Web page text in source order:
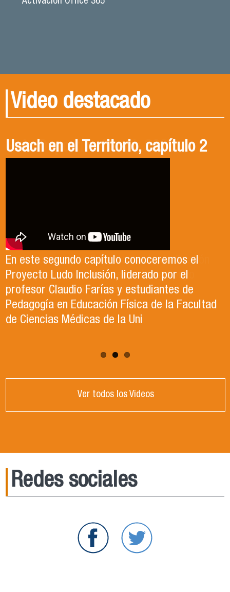
Video destacado
Gala Deportiva Usach 2025
El 15 de enero, el Departamento de Gestión
del Deporte de la Vicerrectoría de Apoyo
Estudiantil Usach, premió a las y los
deportistas más destacados del año
competitivo 2025.
Usach en el Territorio, capítulo 2
En este segundo capítulo conoceremos el
Proyecto Ludo Inclusión, liderado por el
profesor Claudio Farías y estudiantes de
Pedagogía en Educación Física de la Facultad
de Ciencias Médicas de la Uni
Candidatura Director de Escuela
Te invitamos a revisar el video de nuestro
candidato , el Dr. Celso Sanchez para el cargo
de Director de Escuela período 2025-2026.
Ver todos los Videos
Redes sociales